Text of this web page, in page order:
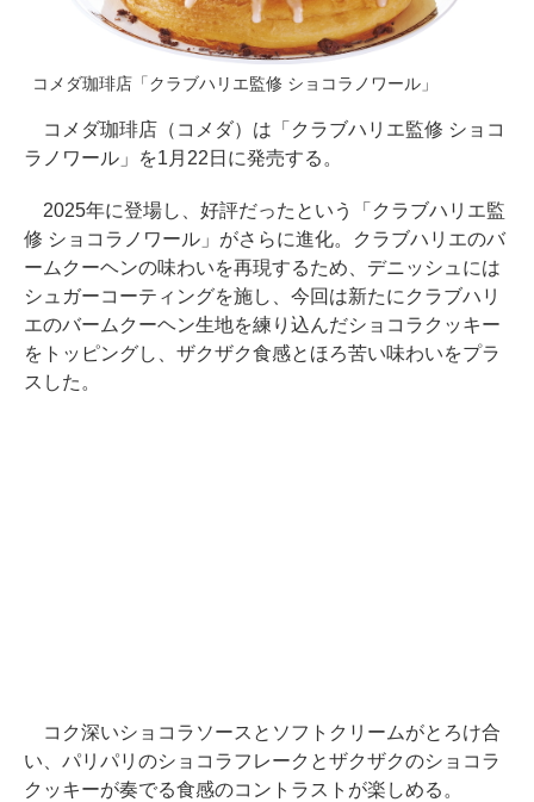
コメダ珈琲店「クラブハリエ監修 ショコラノワール」
コメダ珈琲店（コメダ）は「クラブハリエ監修 ショコ
ラノワール」を1月22日に発売する。
2025年に登場し、好評だったという「クラブハリエ監
修 ショコラノワール」がさらに進化。クラブハリエのバ
ームクーヘンの味わいを再現するため、デニッシュには
シュガーコーティングを施し、今回は新たにクラブハリ
エのバームクーヘン生地を練り込んだショコラクッキー
をトッピングし、ザクザク食感とほろ苦い味わいをプラ
スした。
コク深いショコラソースとソフトクリームがとろけ合
い、パリパリのショコラフレークとザクザクのショコラ
クッキーが奏でる食感のコントラストが楽しめる。